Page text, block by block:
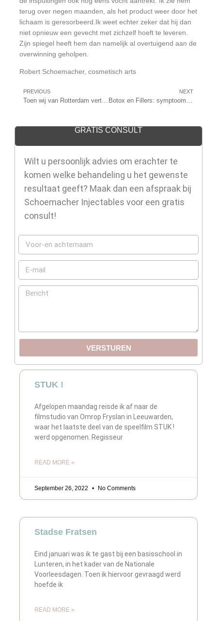
terug over negen maanden, als het product weer door het
lichaam is geresorbeerd.Ik weet echter zeker dat hij dan
niet opnieuw een gevecht met zichzelf hoeft te leveren.
Zijn spiegel heeft hem dan namelijk al overtuigend aan de
overwinning geholpen.
Robert Schoemacher, cosmetisch arts
PREVIOUS
Toen wij van Rotterdam vertrokken …
NEXT
Botox en Fillers: symptoombestrijders
GRATIS CONSULT
Wilt u persoonlijk advies om erachter te
komen welke behandeling u het gewenste
resultaat geeft? Maak dan een afspraak bij
Schoemacher Injectables voor een gratis
consult!
VERSTUREN
STUK !
Afgelopen maandag reisde ik af naar de
filmstudio van Omrop Fryslan in Leeuwarden,
waar het laatste deel van de speelfilm STUK !
werd opgenomen. Regisseur
READ MORE »
September 26, 2022 No Comments
Stadse Fratsen
Eind januari was ik te gast bij een basisschool in
Lunteren, in het kader van de Nationale
Voorleesdagen. Toen ik hiervoor gevraagd werd
hoefde ik
READ MORE »